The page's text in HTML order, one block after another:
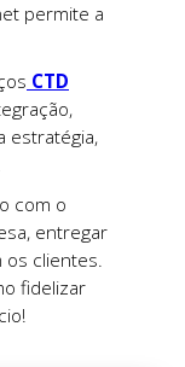
permite a
CTD
estratégia,
com o
entregar
os clientes.
fidelizar